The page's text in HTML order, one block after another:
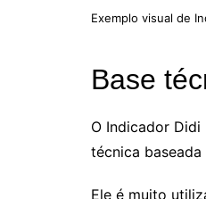
Exemplo visual de
Base
O Indicador
técnica
Ele é muito